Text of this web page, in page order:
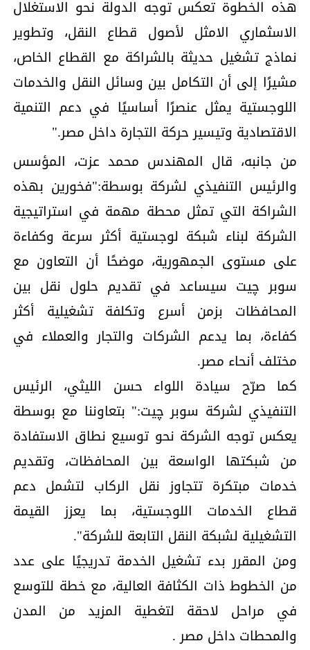
هذه الخطوة تعكس توجه الدولة نحو الاستغلال
الاسثماري الامثل لأصول قطاع النقل، وتطوير
نماذج تشغيل حديثة بالشراكة مع القطاع الخاص،
مشيرًا إلى أن التكامل بين وسائل النقل والخدمات
اللوجستية يمثل عنصرًا أساسيًا في دعم التنمية
الاقتصادية وتيسير حركة التجارة داخل مصر."
من جانبه، قال المهندس محمد عزت، المؤسس
والرئيس التنفيذي لشركة بوسطة:"فخورين بهذه
الشراكة التي تمثل محطة مهمة في استراتيجية
الشركة لبناء شبكة لوجستية أكثر سرعة وكفاءة
على مستوى الجمهورية، موضحًا أن التعاون مع
سوبر چيت سيساعد في تقديم حلول نقل بين
المحافظات بزمن أسرع وتكلفة تشغيلية أكثر
كفاءة، بما يدعم الشركات والتجار والعملاء في
مختلف أنحاء مصر.
كما صرّح سيادة اللواء حسن الليثي، الرئيس
التنفيذي لشركة سوبر چيت:" بتعاوننا مع بوسطة
يعكس توجه الشركة نحو توسيع نطاق الاستفادة
من شبكتها الواسعة بين المحافظات، وتقديم
خدمات مبتكرة تتجاوز نقل الركاب لتشمل دعم
قطاع الخدمات اللوجستية، بما يعزز القيمة
التشغيلية لشبكة النقل التابعة للشركة".
ومن المقرر بدء تشغيل الخدمة تدريجيًا على عدد
من الخطوط ذات الكثافة العالية، مع خطة للتوسع
في مراحل لاحقة لتغطية المزيد من المدن
والمحطات داخل مصر .